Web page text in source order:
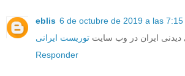
eblis 6 de octubre de 2019 a las 7:15
ایران در وب سایت توریست ایرانی
Responder